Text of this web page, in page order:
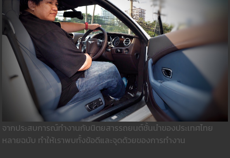
จากประสบการณ์ทำงานกับนิตยสารรถยนต์ชั้นนำของประเทศไทย
หลายฉบับ ทำให้เราพบทั้งข้อดีและจุดด้วยของการทำงาน